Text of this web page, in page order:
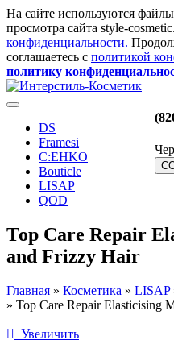
На сайте используются
просмотра сайта style-
конфиденциальности.
соглашаетесь с политикой
политику
DS
Framesi
C:EHKO
Bouticle
LISAP
QOD
Тор Care Repair
and Frizzy Hair
Главная » Косметика » LISAP
» Тор Care Repair Elasticising
Увеличить